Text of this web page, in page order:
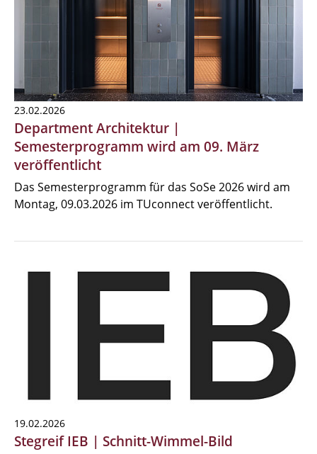
23.02.2026
Department Architektur |
Semesterprogramm wird am 09. März
veröffentlicht
Das Semesterprogramm für das SoSe 2026 wird am
Montag, 09.03.2026 im TUconnect veröffentlicht.
19.02.2026
Stegreif IEB | Schnitt-Wimmel-Bild